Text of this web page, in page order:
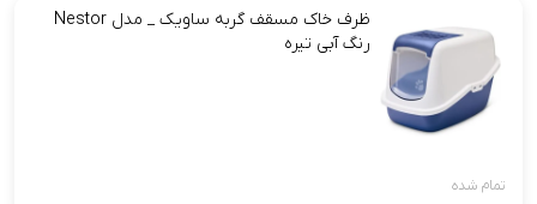
ظرف خاک مسقف گربه ساویک _ مدل Nestor
رنگ آبی تیره
تمام شده